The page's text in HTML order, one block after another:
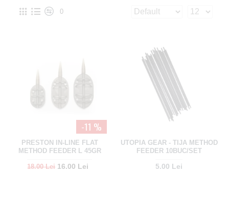
0
-11 %
PRESTON IN-LINE FLAT
METHOD FEEDER L 45GR
18.00 Lei 16.00 Lei
UTOPIA GEAR - TIJA METHOD
FEEDER 10BUC/SET
5.00 Lei